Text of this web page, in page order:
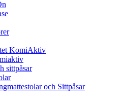
KomiAktiv
sittpåsar
och Sittpåsar